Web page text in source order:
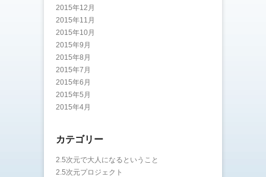
2015年12月
2015年11月
2015年10月
2015年9月
2015年8月
2015年7月
2015年6月
2015年5月
2015年4月
カテゴリー
2.5次元で大人になるということ
2.5次元プロジェクト